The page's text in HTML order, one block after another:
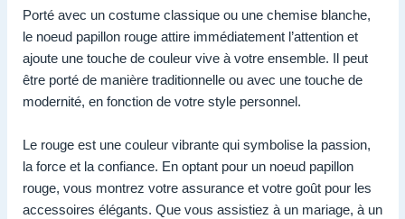
Porté avec un costume classique ou une chemise blanche,
le noeud papillon rouge attire immédiatement l’attention et
ajoute une touche de couleur vive à votre ensemble. Il peut
être porté de manière traditionnelle ou avec une touche de
modernité, en fonction de votre style personnel.
Le rouge est une couleur vibrante qui symbolise la passion,
la force et la confiance. En optant pour un noeud papillon
rouge, vous montrez votre assurance et votre goût pour les
accessoires élégants. Que vous assistiez à un mariage, à un